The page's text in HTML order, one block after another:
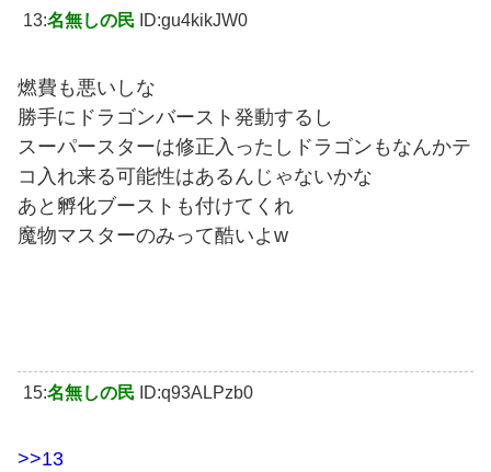
13:名無しの民 ID:gu4kikJW0
燃費も悪いしな
勝手にドラゴンバースト発動するし
スーパースターは修正入ったしドラゴンもなんかテ
コ入れ来る可能性はあるんじゃないかな
あと孵化ブーストも付けてくれ
魔物マスターのみって酷いよw
15:名無しの民 ID:q93ALPzb0
>>13